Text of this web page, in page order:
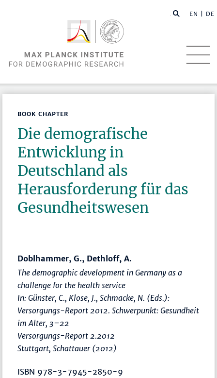
EN | DE
BOOK CHAPTER
Die demografische
Entwicklung in
Deutschland als
Herausforderung für das
Gesundheitswesen
Doblhammer, G., Dethloff, A.
The demographic development in Germany as a
challenge for the health service
In: Günster, C., Klose, J., Schmacke, N. (Eds.):
Versorgungs-Report 2012. Schwerpunkt: Gesundheit
im Alter, 3–22
Versorgungs-Report 2.2012
Stuttgart, Schattauer (2012)
ISBN 978-3-7945-2850-9